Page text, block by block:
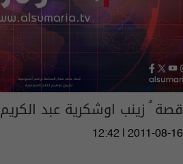
قصة ُ زينب اوشكرية عبد الكريم
12:42 | 2011-08-16